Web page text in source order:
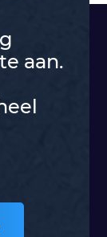
aan.